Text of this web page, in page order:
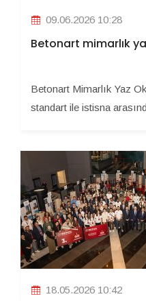
09.06.2026 10:28
Betonart mimarlık
Betonart Mimarlık Yaz
standart ile istisna
18.05.2026 10:42